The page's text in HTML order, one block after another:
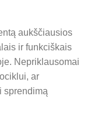
aukščiausios
ir funkciškais
Nepriklausomai
ar
sprendimą